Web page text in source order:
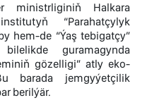
ministrliginiň Halkara
“Parahatçylyk
hem-de “Ýaş tebigatçy”
guramagynda
gözelligi” atly eko-
barada jemgyýetçilik
berilýär.